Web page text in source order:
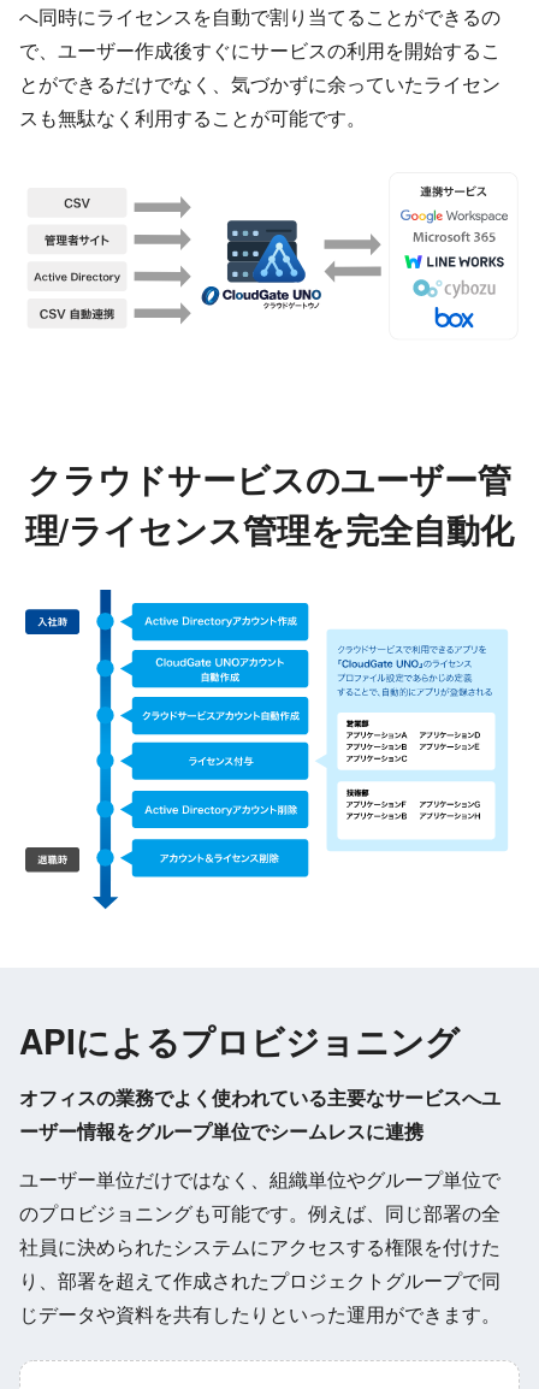
へ同時にライセンスを自動で割り当てることができるの
で、ユーザー作成後すぐにサービスの利用を開始するこ
とができるだけでなく、気づかずに余っていたライセン
スも無駄なく利用することが可能です。
クラウドサービスのユーザー管
理/ライセンス管理を完全自動化
APIによるプロビジョニング
オフィスの業務でよく使われている主要なサービスへユ
ーザー情報をグループ単位でシームレスに連携
ユーザー単位だけではなく、組織単位やグループ単位で
のプロビジョニングも可能です。例えば、同じ部署の全
社員に決められたシステムにアクセスする権限を付けた
り、部署を超えて作成されたプロジェクトグループで同
じデータや資料を共有したりといった運用ができます。